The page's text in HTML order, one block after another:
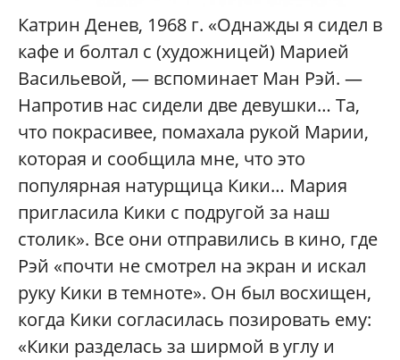
Катрин Денев, 1968 г. «Однажды я сидел в
кафе и болтал с (художницей) Марией
Васильевой, — вспоминает Ман Рэй. —
Напротив нас сидели две девушки… Та,
что покрасивее, помахала рукой Марии,
которая и сообщила мне, что это
популярная натурщица Кики… Мария
пригласила Кики с подругой за наш
столик». Все они отправились в кино, где
Рэй «почти не смотрел на экран и искал
руку Кики в темноте». Он был восхищен,
когда Кики согласилась позировать ему:
«Кики разделась за ширмой в углу и